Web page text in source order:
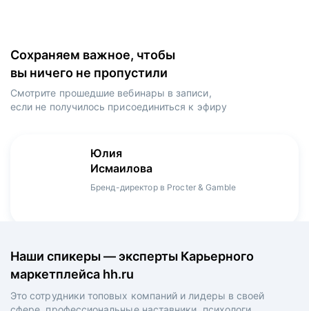
Сохраняем важное, чтобы
вы ничего не пропустили
Смотрите прошедшие вебинары в записи,
если не получилось присоединиться к эфиру
Юлия
Исмаилова
Бренд-директор в Procter & Gamble
Игорь
Зуриев
Руководитель ИТ-проектов, международный
Мария
Оборина
Менеджер продукта в hh.ru
Денис
Мерзлов
Креативный директор в XReady Lab, ex-КРОК
Даниил
Харламов
Head Product Manager в Ozon / ex-Huawei,
Наши спикеры — эксперты Карьерного
маркетплейса hh.ru
Это сотрудники топовых компаний и лидеры в своей